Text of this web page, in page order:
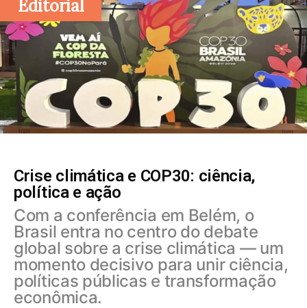
Editorial
Crise climática e COP30: ciência,
política e ação
Com a conferência em Belém, o
Brasil entra no centro do debate
global sobre a crise climática — um
momento decisivo para unir ciência,
políticas públicas e transformação
econômica.